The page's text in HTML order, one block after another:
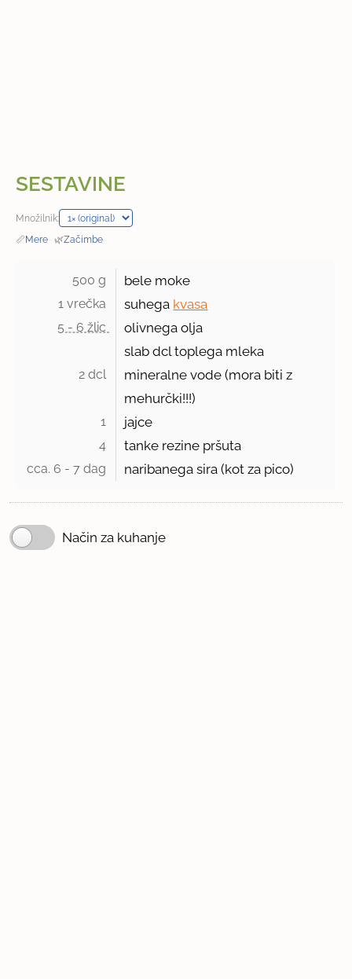
SESTAVINE
Množilnik:
📏Mere · 🌿Začimbe
500 g bele moke
1 vrečka suhega kvasa
5 - 6 žlic
olivnega olja
slab dcl toplega mleka
2 dcl
mineralne vode (mora biti z
mehurčki!!!)
1 jajce
4 tanke rezine pršuta
cca. 6 - 7 dag naribanega sira (kot za pico)
Način za kuhanje